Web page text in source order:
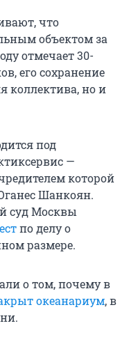
что
объектом за
отмечает 30-
его сохранение
коллектива, но и
под
—
которой
Шанкоян.
суд Москвы
по делу о
размере.
о том, почему в
океанариум, в